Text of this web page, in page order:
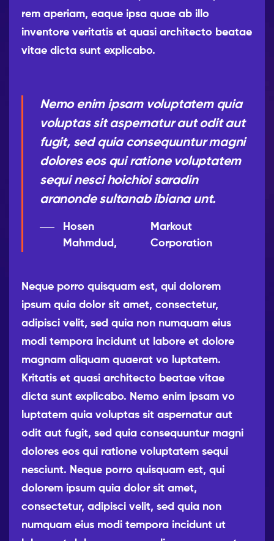
rem aperiam, eaque ipsa quae ab illo
inventore veritatis et quasi architecto beatae
vitae dicta sunt explicabo.
Nemo enim ipsam voluptatem quia
voluptas sit aspernatur aut odit aut
fugit, sed quia consequuntur magni
dolores eos qui ratione voluptatem
sequi nesci hoichioi saradin
aranonde sultanab ibiana unt.
Hosen
Mahmdud,
Markout
Corporation
Neque porro quisquam est, qui dolorem
ipsum quia dolor sit amet, consectetur,
adipisci velit, sed quia non numquam eius
modi tempora incidunt ut labore et dolore
magnam aliquam quaerat vo luptatem.
Kritatis et quasi architecto beatae vitae
dicta sunt explicabo. Nemo enim ipsam vo
luptatem quia voluptas sit aspernatur aut
odit aut fugit, sed quia consequuntur magni
dolores eos qui ratione voluptatem sequi
nesciunt. Neque porro quisquam est, qui
dolorem ipsum quia dolor sit amet,
consectetur, adipisci velit, sed quia non
numquam eius modi tempora incidunt ut